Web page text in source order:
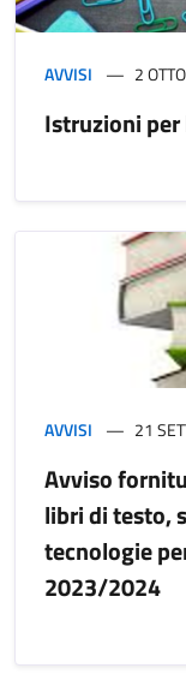
AVVISI 2
Istruzioni per
AVVISI 21
Avviso
libri di testo,
tecnologie
2023/2024